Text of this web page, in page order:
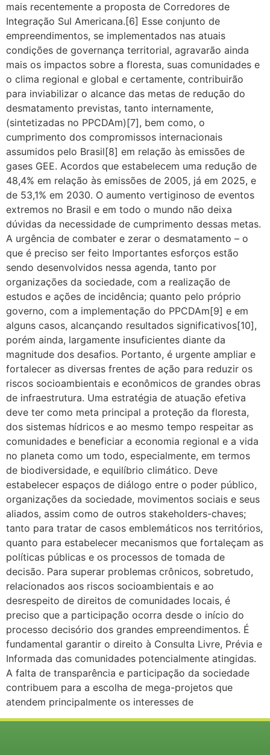
mais recentemente a proposta de Corredores de
Integração Sul Americana.[6] Esse conjunto de
empreendimentos, se implementados nas atuais
condições de governança territorial, agravarão ainda
mais os impactos sobre a floresta, suas comunidades e
o clima regional e global e certamente, contribuirão
para inviabilizar o alcance das metas de redução do
desmatamento previstas, tanto internamente,
(sintetizadas no PPCDAm)[7], bem como, o
cumprimento dos compromissos internacionais
assumidos pelo Brasil[8] em relação às emissões de
gases GEE. Acordos que estabelecem uma redução de
48,4% em relação às emissões de 2005, já em 2025, e
de 53,1% em 2030. O aumento vertiginoso de eventos
extremos no Brasil e em todo o mundo não deixa
dúvidas da necessidade de cumprimento dessas metas.
A urgência de combater e zerar o desmatamento – o
que é preciso ser feito Importantes esforços estão
sendo desenvolvidos nessa agenda, tanto por
organizações da sociedade, com a realização de
estudos e ações de incidência; quanto pelo próprio
governo, com a implementação do PPCDAm[9] e em
alguns casos, alcançando resultados significativos[10],
porém ainda, largamente insuficientes diante da
magnitude dos desafios. Portanto, é urgente ampliar e
fortalecer as diversas frentes de ação para reduzir os
riscos socioambientais e econômicos de grandes obras
de infraestrutura. Uma estratégia de atuação efetiva
deve ter como meta principal a proteção da floresta,
dos sistemas hídricos e ao mesmo tempo respeitar as
comunidades e beneficiar a economia regional e a vida
no planeta como um todo, especialmente, em termos
de biodiversidade, e equilíbrio climático. Deve
estabelecer espaços de diálogo entre o poder público,
organizações da sociedade, movimentos sociais e seus
aliados, assim como de outros stakeholders-chaves;
tanto para tratar de casos emblemáticos nos territórios,
quanto para estabelecer mecanismos que fortaleçam as
políticas públicas e os processos de tomada de
decisão. Para superar problemas crônicos, sobretudo,
relacionados aos riscos socioambientais e ao
desrespeito de direitos de comunidades locais, é
preciso que a participação ocorra desde o início do
processo decisório dos grandes empreendimentos. É
fundamental garantir o direito à Consulta Livre, Prévia e
Informada das comunidades potencialmente atingidas.
A falta de transparência e participação da sociedade
contribuem para a escolha de mega-projetos que
atendem principalmente os interesses de